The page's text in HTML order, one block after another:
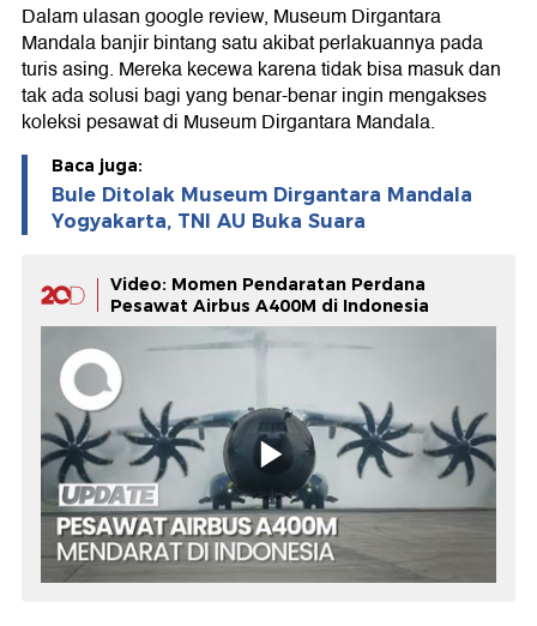
Dalam ulasan google review, Museum Dirgantara
Mandala banjir bintang satu akibat perlakuannya pada
turis asing. Mereka kecewa karena tidak bisa masuk dan
tak ada solusi bagi yang benar-benar ingin mengakses
koleksi pesawat di Museum Dirgantara Mandala.
Baca juga:
Bule Ditolak Museum Dirgantara Mandala
Yogyakarta, TNI AU Buka Suara
Video: Momen Pendaratan Perdana
Pesawat Airbus A400M di Indonesia